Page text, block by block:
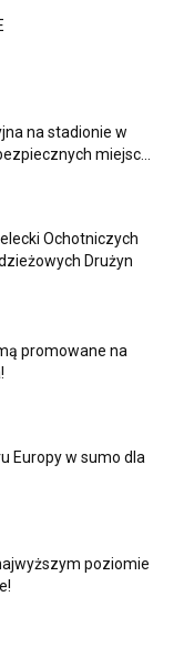
na stadionie w
miejsc...
Ochotniczych
Drużyn
promowane na
Europy w sumo dla
poziomie